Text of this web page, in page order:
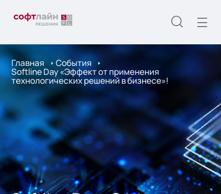
Главная События
Softline Day «Эффект от применения
технологических решений в бизнесе»!